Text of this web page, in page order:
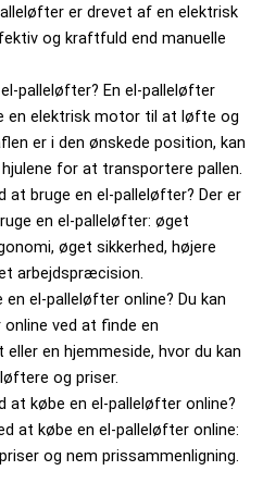
er drevet af en elektrisk
og kraftfuld end manuelle
palleløfter? En el-palleløfter
en elektrisk motor til at løfte og
er i den ønskede position, kan
for at transportere pallen.
at bruge en el-palleløfter? Der er
en el-palleløfter: øget
øget sikkerhed, højere
arbejdspræcision.
en el-palleløfter online? Du kan
ved at finde en
en hjemmeside, hvor du kan
og priser.
at købe en el-palleløfter online?
at købe en el-palleløfter online:
og nem prissammenligning.